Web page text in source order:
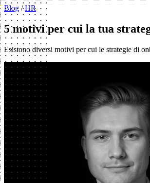
Blog / HR
5 motivi per cui la tua
Esistono diversi motivi per cui le strategie di